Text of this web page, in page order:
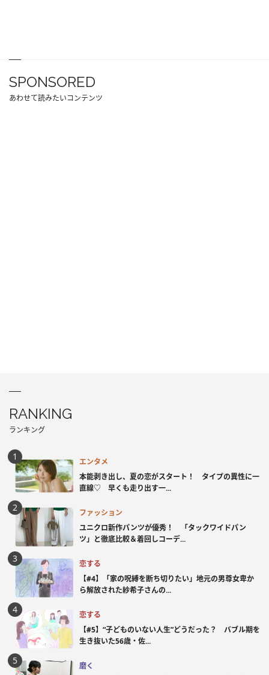
SPONSORED
あわせて読みたいコンテンツ
RANKING
ランキング
エンタメ
本能剥き出し、夏の恋がスタート！ タイプの異性に一
直線♡ 早くも走り出す一...
ファッション
ユニクロ新作パンツが優秀！ 「タックワイドパン
ツ」と徹底比較＆着回しコーデ...
恋する
【#4】「家の呪縛を断ち切りたい」地元の男尊女卑か
ら解放された紗希子さんの...
恋する
【#5】“子どものいない人生”どうだった？ バブル期を
生き抜いた56歳・佐...
磨く